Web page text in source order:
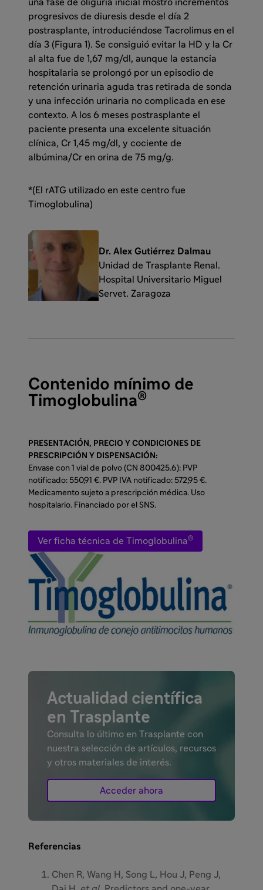
una fase de oliguria inicial mostró incrementos
progresivos de diuresis desde el día 2
postrasplante, introduciéndose Tacrolimus en el
día 3 (Figura 1). Se consiguió evitar la HD y la Cr
al alta fue de 1,67 mg/dl, aunque la estancia
hospitalaria se prolongó por un episodio de
retención urinaria aguda tras retirada de sonda
y una infección urinaria no complicada en ese
contexto. A los 6 meses postrasplante el
paciente presenta una excelente situación
clínica, Cr 1,45 mg/dl, y cociente de
albúmina/Cr en orina de 75 mg/g.
*(El rATG utilizado en este centro fue
Timoglobulina)
Dr. Alex Gutiérrez Dalmau
Unidad de Trasplante Renal.
Hospital Universitario Miguel
Servet. Zaragoza
Contenido mínimo de
Timoglobulina®
PRESENTACIÓN, PRECIO Y CONDICIONES DE
PRESCRIPCIÓN Y DISPENSACIÓN:
Envase con 1 vial de polvo (CN 800425.6): PVP
notificado: 550,91 €. PVP IVA notificado: 572,95 €.
Medicamento sujeto a prescripción médica. Uso
hospitalario. Financiado por el SNS.
Ver ficha técnica de Timoglobulina®
Actualidad científica
en Trasplante
Consulta lo último en Trasplante con
nuestra selección de artículos, recursos
y otros materiales de interés.
Acceder ahora
Referencias
Chen R, Wang H, Song L, Hou J, Peng J,